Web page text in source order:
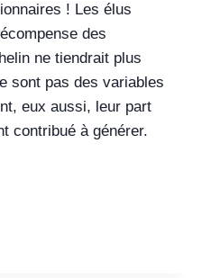
! Les élus
des
ne tiendrait plus
sont pas des variables
eux aussi, leur part
contribué à générer.